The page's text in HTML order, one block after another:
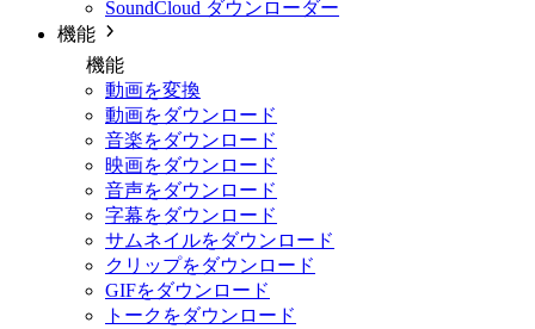
SoundCloud ダウンローダー
機能
機能
動画を変換
動画をダウンロード
音楽をダウンロード
映画をダウンロード
音声をダウンロード
字幕をダウンロード
サムネイルをダウンロード
クリップをダウンロード
GIFをダウンロード
トークをダウンロード